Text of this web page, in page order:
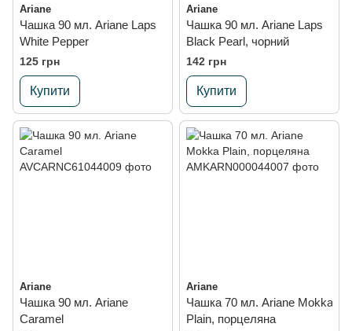
Ariane
Чашка 90 мл. Ariane Laps
White Pepper
125 грн
Купити
Ariane
Чашка 90 мл. Ariane Laps
Black Pearl, чорний
142 грн
Купити
Ariane
Чашка 90 мл. Ariane
Caramel
Ariane
Чашка 70 мл. Ariane Mokka
Plain, порцеляна